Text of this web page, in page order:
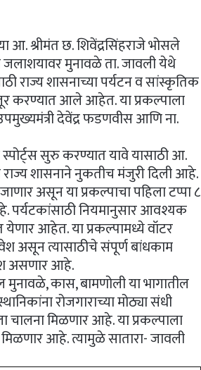
आ. श्रीमंत छ. शिवेंद्रसिंहराजे भोसले
मुनावळे ता. जावली येथे
राज्य शासनाच्या पर्यटन व सांस्कृतिक
करण्यात आले आहेत. या प्रकल्पाला
देवेंद्र फडणवीस आणि ना.
सुरु करण्यात यावे यासाठी आ.
राज्य शासनाने नुकतीच मंजुरी दिली आहे.
असून या प्रकल्पाचा पहिला टप्पा ८
पर्यटकांसाठी नियमानुसार आवश्यक
आहेत. या प्रकल्पामध्ये वॉटर
असून त्यासाठीचे संपूर्ण बांधकाम
असणार आहे.
मुनावळे, कास, बामणोली या भागातील
रोजगाराच्या मोठ्या संधी
चालना मिळणार आहे. या प्रकल्पाला
आहे. त्यामुळे सातारा- जावली